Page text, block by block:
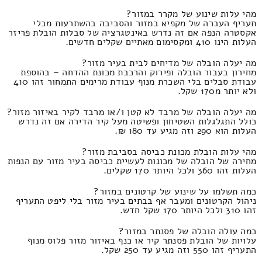
מהי עלות שינוע של מקרר במזור?
תעריף העברה של מקפיא במזור והסביבה בהשתרעות מבלי
אקסטרה הנפה אם זה נדרש באינטגרציה של סבלות הובלת פריזר
העלות הינו 410 ומקסימום מאתיים שקלים חדשים.
מה יעלה הובלה של מדיחים לבית בעיר מזור?
מחירון בעבור הובלה ופירוק והרכבת מכונת ההדחה – בהוספת
עבודת סבלים בלי השכרת מנוף עבודת מרימים התמחור זהו 410
ולא יותר מ170 שקל.
מה יעלה הובלה של מרבד לא קטן ו/או מרבד לקיר באיזור מזור?
כולל התגלגלות השטיחון ופשיטה מעל קיר הדירה אם זה נדרש
העלות הוא 290 וזה מגיע עד 180 ₪.
מהי עלות הובלת מכונת כביסה בסביבת מזור?
מחירה של הובלה של מכונות לעשיית כביסה בעיר מזור עם הנפות
העלות זהו 360 ולכל היותר 170 שקלים.
כמה תשלמו על שינוע של קרטונים במזור?
ניהול הקרטונים ומעבר אף בבתים בעיר מזור בלי ליפט התעריף
זהו 310 ולכל היותר 170 שקל חדש.
כמה עולה הובלה של פסנתר במזור?
עלויות של הובלת פסנתר קיר או כנף באיזור מזור פלוס מנוף
התעריף זהו 550 וזה מגיע עד 250 שקל.